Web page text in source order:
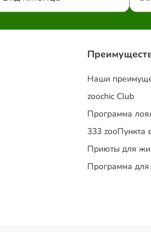
Наши
zoochic Club
Программа
333 zooПункта
Приюты для
Программа для